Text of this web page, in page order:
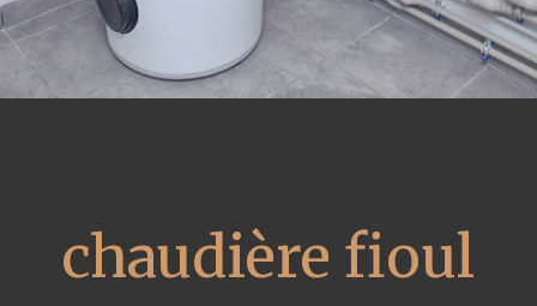
chaudière fioul